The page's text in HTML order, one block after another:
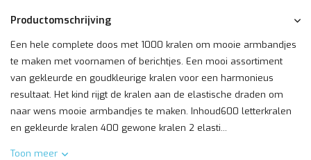
Productomschrijving
Een hele complete doos met 1000 kralen om mooie armbandjes
te maken met voornamen of berichtjes. Een mooi assortiment
van gekleurde en goudkleurige kralen voor een harmonieus
resultaat. Het kind rijgt de kralen aan de elastische draden om
naar wens mooie armbandjes te maken. Inhoud600 letterkralen
en gekleurde kralen 400 gewone kralen 2 elasti...
Toon meer